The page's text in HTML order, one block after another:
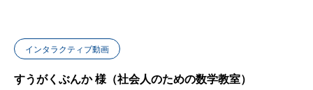
インタラクティブ動画
すうがくぶんか 様（社会人のための数学教室）